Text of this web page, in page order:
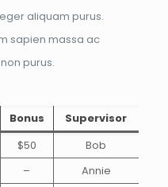
aliquam purus.
sapien massa ac
purus.
Bonus
Supervisor
$50
Bob
–
Annie